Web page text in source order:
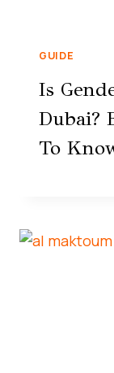
GUIDE
Is
Dubai?
To